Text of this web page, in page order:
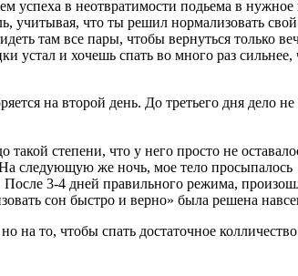
успеха в неотвратимости подьема в нужное
учитывая, что ты решил нормализовать
там все пары, чтобы вернуться только
устал и хочешь спать во много раз сильнее,
на второй день. До третьего дня дело не
такой степени, что у него просто не
следующую же ночь, мое тело просыпалось
3-4 дней правильного режима,
сон быстро и верно» была решена
на то, чтобы спать достаточное